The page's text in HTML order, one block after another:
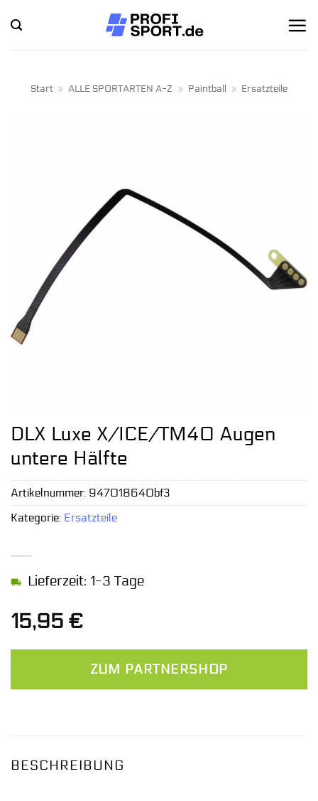
Inhalt
springen
Start » ALLE SPORTARTEN A-Z » Paintball » Ersatzteile
DLX Luxe X/ICE/TM40 Augen
untere Hälfte
15,95 €
Lieferzeit: 1-3 Tage
ZUM PARTNERSHOP
Artikelnummer: 947018640bf3
Kategorie: Ersatzteile
BESCHREIBUNG